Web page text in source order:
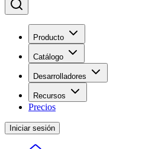
Producto
Catálogo
Desarrolladores
Recursos
Precios
Iniciar sesión